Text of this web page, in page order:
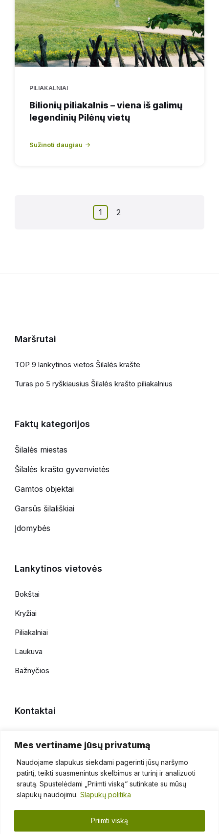
Mes vertiname jūsų privatumą
Naudojame slapukus siekdami pagerinti jūsų naršymo
patirtį, teikti suasmenintus skelbimus ar turinį ir analizuoti
srautą. Spustelėdami „Priimti viską“ sutinkate su mūsų
slapukų naudojimu. Slapukų politika
Priimti viską
PILIAKALNIAI
Bilionių piliakalnis – viena iš galimų
legendinių Pilėnų vietų
Sužinoti daugiau
1 2
Maršrutai
TOP 9 lankytinos vietos Šilalės krašte
Turas po 5 ryškiausius Šilalės krašto piliakalnius
Faktų kategorijos
Šilalės miestas
Šilalės krašto gyvenvietės
Gamtos objektai
Garsūs šilališkiai
Įdomybės
Lankytinos vietovės
Bokštai
Kryžiai
Piliakalniai
Laukuva
Bažnyčios
Kontaktai
faktaiapiesilale@gmail.com